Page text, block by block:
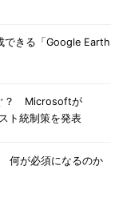
きる「Google Earth
？ Microsoftが
ト統制策を発表
何が必須になるのか